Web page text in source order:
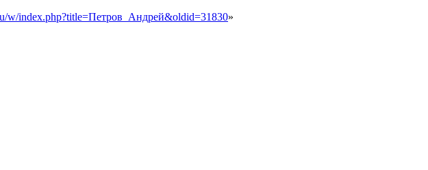
w/index.php?title=Петров_Андрей&oldid=31830»